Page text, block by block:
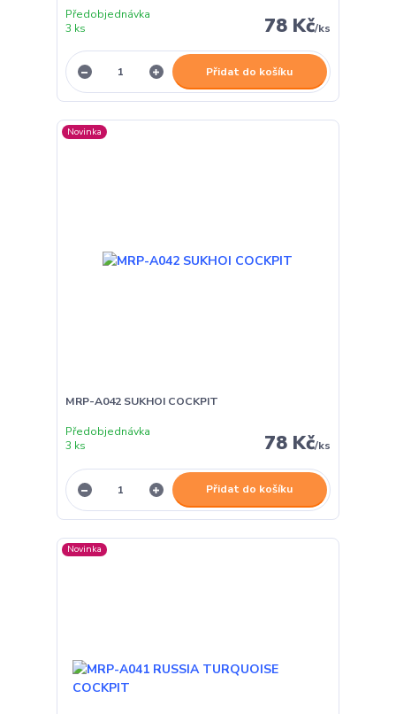
78 Kč/ks
Předobjednávka
3 ks
Přidat do košíku
Novinka
MRP-A042 SUKHOI COCKPIT
78 Kč/ks
Předobjednávka
3 ks
Přidat do košíku
Novinka